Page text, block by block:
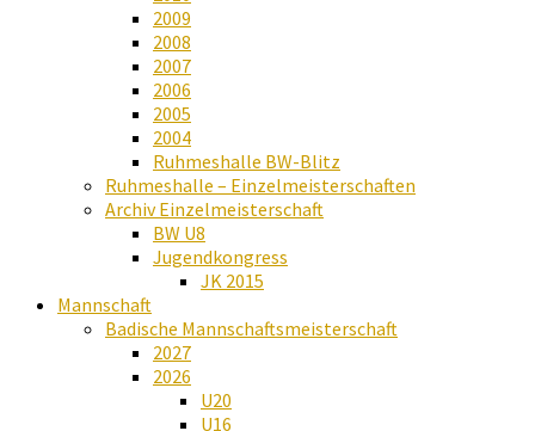
2009
2008
2007
2006
2005
2004
Ruhmeshalle BW-Blitz
Ruhmeshalle – Einzelmeisterschaften
Archiv Einzelmeisterschaft
BW U8
Jugendkongress
JK 2015
Mannschaft
Badische Mannschaftsmeisterschaft
2027
2026
U20
U16